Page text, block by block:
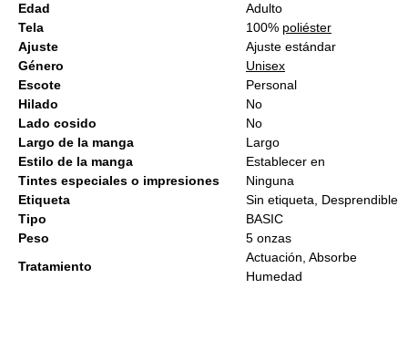
Edad
Adulto
Tela
100% poliéster
Ajuste
Ajuste estándar
Género
Unisex
Escote
Personal
Hilado
No
Lado cosido
No
Largo de la manga
Largo
Estilo de la manga
Establecer en
Tintes especiales o impresiones
Ninguna
Etiqueta
Sin etiqueta, Desprendible
Tipo
BASIC
Peso
5 onzas
Tratamiento
Actuación, Absorbe
Humedad